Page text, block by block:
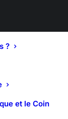
?
et le Coin
–